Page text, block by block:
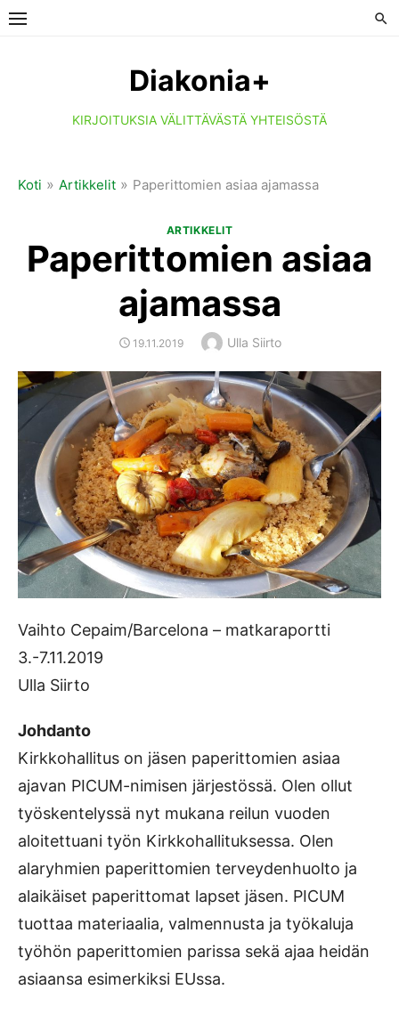
Skip
Diakonia+
KIRJOITUKSIA VÄLITTÄVÄSTÄ YHTEISÖSTÄ
Koti » Artikkelit » Paperittomien asiaa ajamassa
ARTIKKELIT
Paperittomien asiaa
ajamassa
POSTED
19.11.2019 Author
Ulla Siirto
Vaihto Cepaim/Barcelona – matkaraportti
3.-7.11.2019
Ulla Siirto
Johdanto
Kirkkohallitus on jäsen paperittomien asiaa
ajavan PICUM-nimisen järjestössä. Olen ollut
työskentelyssä nyt mukana reilun vuoden
aloitettuani työn Kirkkohallituksessa. Olen
alaryhmien paperittomien terveydenhuolto ja
alaikäiset paperittomat lapset jäsen. PICUM
tuottaa materiaalia, valmennusta ja työkaluja
työhön paperittomien parissa sekä ajaa heidän
asiaansa esimerkiksi EUssa.